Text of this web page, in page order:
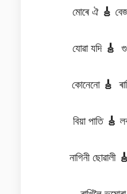
মোৰে ঐ 🎸
যোৱা যদি 🎸
কোনেনো 🎸
বিয়া পাতি 🎸
নাগিনী ছোৱালী 🎸